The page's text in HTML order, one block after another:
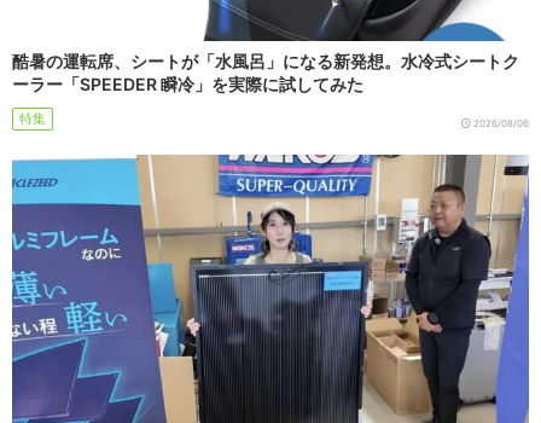
酷暑の運転席、シートが「水風呂」になる新発想。水冷式シートク
ーラー「SPEEDER 瞬冷」を実際に試してみた
特集 2026/08/06